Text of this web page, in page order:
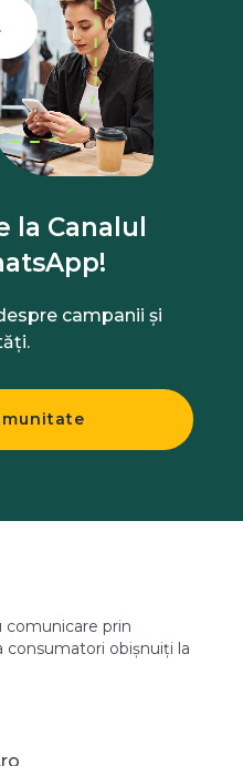
la Canalul
campanii și
prin
consumatori obișnuiți la